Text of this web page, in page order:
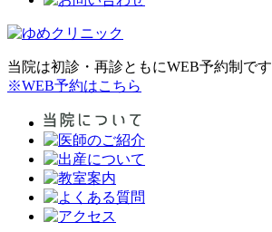
当院は初診・再診ともにWEB予約制です
※WEB予約はこちら